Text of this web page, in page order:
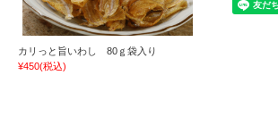
カリっと旨いわし 80ｇ袋入り
¥450(税込)